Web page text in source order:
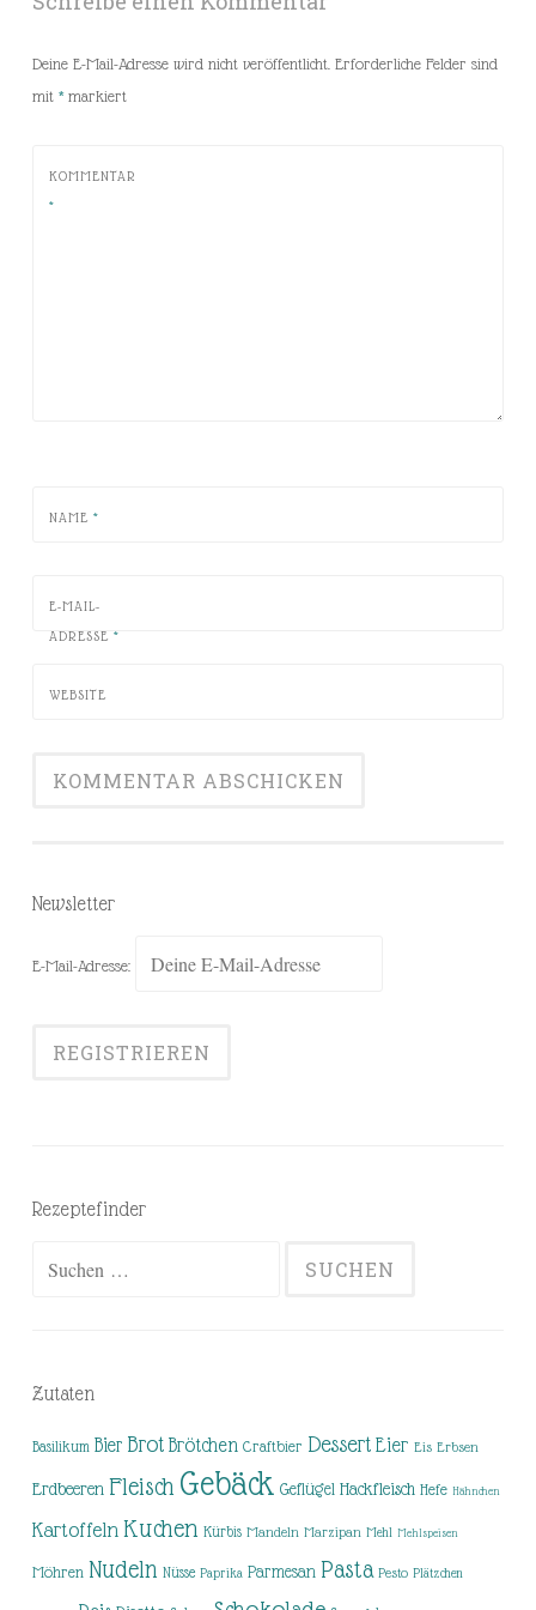
Deine E-Mail-Adresse wird nicht veröffentlicht. Erforderliche Felder sind
mit *markiert
KOMMENTAR
*
NAME *
E-MAIL-
ADRESSE *
WEBSITE
Newsletter
E-Mail-Adresse:
Rezeptefinder
Zutaten
Basilikum Bier Brot Brötchen Craftbier Dessert Eier Eis Erbsen
Erdbeeren Fleisch Gebäck Geflügel Hackfleisch Hefe Hähnchen
Kartoffeln Kuchen Kürbis Mandeln Marzipan Mehl Mehlspeisen
Möhren Nudeln Nüsse Paprika Parmesan Pasta Pesto Plätzchen